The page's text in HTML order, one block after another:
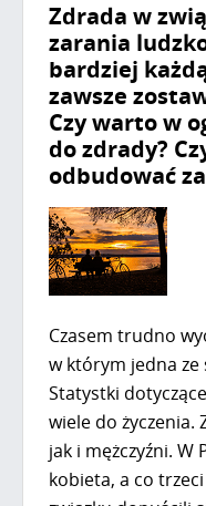
Zdrada w
zarania
bardziej
zawsze
Czy warto w
do zdrady?
odbudować
Czasem trudno
w którym jedna ze
Statystki
wiele do życzenia.
jak i mężczyźni.
kobieta, a co